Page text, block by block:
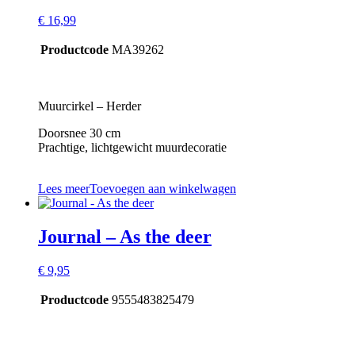
€ 16,99
Productcode MA39262
Muurcirkel – Herder
Doorsnee 30 cm
Prachtige, lichtgewicht muurdecoratie
Lees meerToevoegen aan winkelwagen
Journal – As the deer
€ 9,95
Productcode 9555483825479